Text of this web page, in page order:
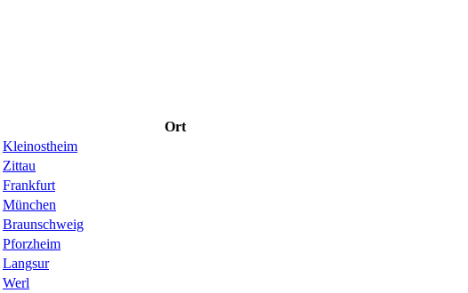
Ort
Kleinostheim
Zittau
Frankfurt
München
Braunschweig
Pforzheim
Langsur
Werl